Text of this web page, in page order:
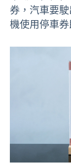
券，汽車要
機使用停車券